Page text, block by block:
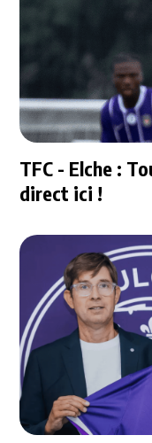
TFC - Elche :
direct ici !